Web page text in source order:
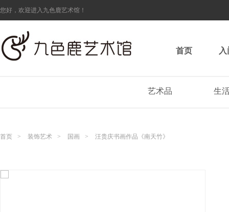
您好，欢迎进入九色鹿艺术馆！
首页
艺术品 生
首页 > 装饰艺术 > 国画 > 汪贵庆书画作品《南天竹》